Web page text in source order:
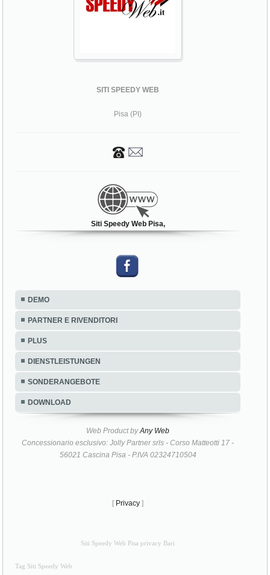
SITI SPEEDY WEB
Pisa (PI)
Siti Speedy Web Pisa,
DEMO
PARTNER E RIVENDITORI
PLUS
DIENSTLEISTUNGEN
SONDERANGEBOTE
DOWNLOAD
Web Product byAny Web
Concessionario esclusivo: Jolly Partner srls - Corso Matteotti 17 -
56021 Cascina Pisa - P.IVA 02324710504
[ Privacy ]
Siti Speedy Web Pisa privacy Bari
Tag Siti Speedy Web